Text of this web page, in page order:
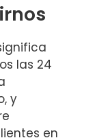
las 24
y
en